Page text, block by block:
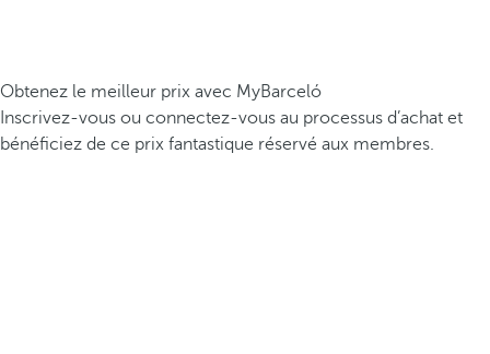
Obtenez le meilleur prix avec MyBarceló
Inscrivez-vous ou connectez-vous au processus d’achat et
bénéficiez de ce prix fantastique réservé aux membres.